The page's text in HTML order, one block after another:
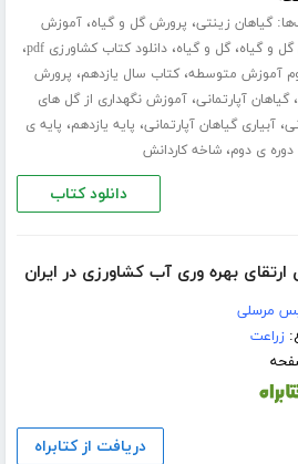
گیاهان زینتی، پرورش گل و گیاه،آموزش
و گیاه،گل و گیاه،دانلود کتاب کشاورزی pdf ،
آموزش متوسطه،کتاب سال یازدهم، پرورش
،گیاهان آپارتمانی،آموزش نگهداری از گل های
،آبیاری گیاهان آپارتمانی، پایه یازدهم، پایه ی
دوره ی دوم،شاخه کاردانش
دانلود کتاب
ارتقای بهره وری آب کشاورزی در ایران
مرسلی
زراعت
دریافت از کتابراه